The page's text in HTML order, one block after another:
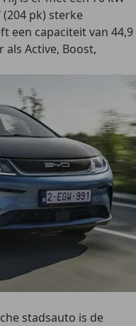
(204 pk) sterke
een capaciteit van 44,9
als Active, Boost,
stadsauto is de